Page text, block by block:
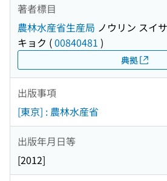
著者標目
農林水産省生産局 ノウリン スイ
キョク (00840481 )
典拠
出版事項
[東京] : 農林水産省
出版年月日等
[2012]